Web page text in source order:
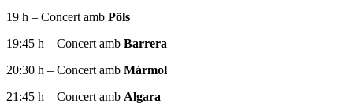
19 h – Concert amb Pöls
19:45 h – Concert amb Barrera
20:30 h – Concert amb Mármol
21:45 h – Concert amb Algara